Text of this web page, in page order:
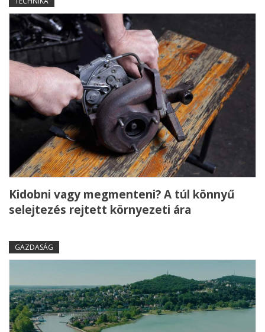
Kidobni vagy megmenteni? A túl könnyű
selejtezés rejtett környezeti ára
GAZDASÁG